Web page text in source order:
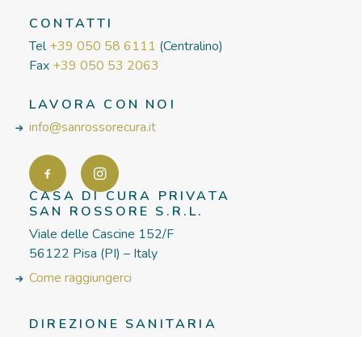
CONTATTI
Tel+39 050 58 6111 (Centralino)
Fax +39 050 53 2063
LAVORA CON NOI
info@sanrossorecura.it
CASA DI CURA PRIVATA
SAN ROSSORE S.R.L.
Viale delle Cascine 152/F
56122 Pisa (PI) – Italy
Come raggiungerci
DIREZIONE SANITARIA